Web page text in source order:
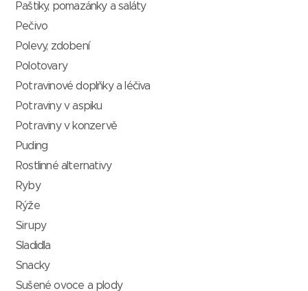
Paštiky, pomazánky a saláty
Pečivo
Polevy, zdobení
Polotovary
Potravinové doplňky a léčiva
Potraviny v aspiku
Potraviny v konzervě
Puding
Rostlinné alternativy
Ryby
Rýže
Sirupy
Sladidla
Snacky
Sušené ovoce a plody